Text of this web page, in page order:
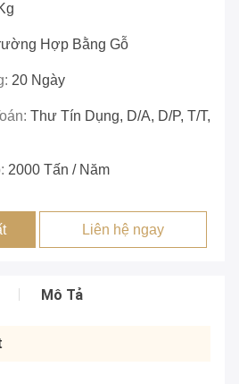
Hợp Bằng Gỗ
20 Ngày
Thư Tín Dụng, D/A, D/P, T/T,
2000 Tấn / Năm
Liên hệ ngay
Mô Tả